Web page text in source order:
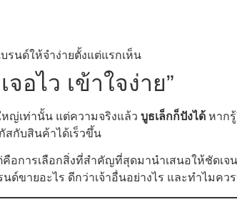
นด์ให้จำง่ายตั้งแต่แรกเห็น
อไว เข้าใจง่าย”
ญ่เท่านั้น แต่ความจริงแล้ว บูธเล็กก็ปังได้ หาก
สกับสินค้าได้เร็วขึ้น
การเลือกสิ่งที่สำคัญที่สุดมานำเสนอให้ชัดเ
ายอะไร ดีกว่าเจ้าอื่นอย่างไร และทำไมคว